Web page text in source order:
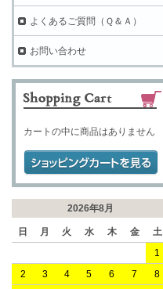
よくあるご質問（Ｑ＆Ａ）
お問い合わせ
カートの中に商品はありません
2026年8月
日 月 火 水 木 金
土
1
2
3 4 5 6 7
8